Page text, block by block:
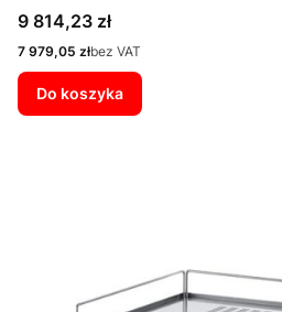
Cena
9 814,23 zł
Cena
7 979,05 złbez VAT
Do koszyka